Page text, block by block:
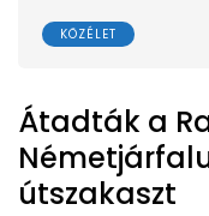
KÖZÉLET
Átadták a
útszakaszt